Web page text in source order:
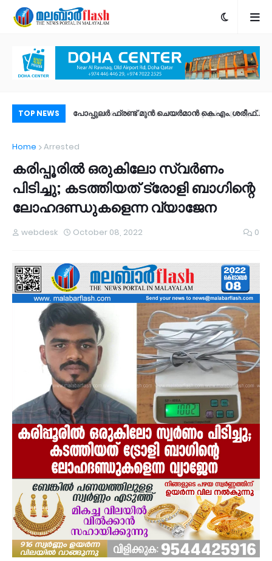
TOP NEWS
ഐഒഎസ് 27
പോപ്പുലർ ഫ്രണ്ട്​ മുൻ ചെയർമാൻ കെ.എം. ശരീഫ്​
Home Arrested
കരിപ്പൂരില്‍ ഒരുകിലോ സ്വര്‍ണം
പിടിച്ചു; കടത്തിയത് ട്രോളി ബാഗിന്റെ
ലോഹദണ്ഡുകളെന്ന വ്യാജേന
webdesk October 08, 2022 0